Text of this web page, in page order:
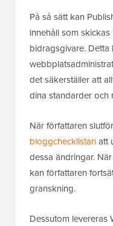
På så sätt kan
innehåll som skickas
bidragsgivare.
det säkerställer att
dina standarder och
När författaren
bloggchecklistanatt
dessa ändringar.
kan författaren
granskning.
Dessutom levereras